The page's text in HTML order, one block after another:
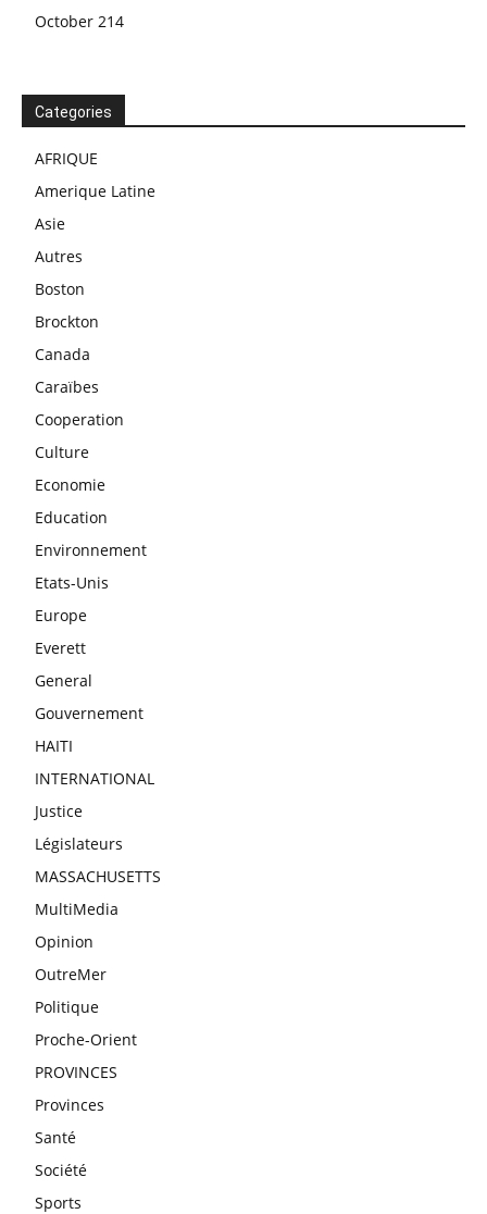
October 214
Categories
AFRIQUE
Amerique Latine
Asie
Autres
Boston
Brockton
Canada
Caraïbes
Cooperation
Culture
Economie
Education
Environnement
Etats-Unis
Europe
Everett
General
Gouvernement
HAITI
INTERNATIONAL
Justice
Législateurs
MASSACHUSETTS
MultiMedia
Opinion
OutreMer
Politique
Proche-Orient
PROVINCES
Provinces
Santé
Société
Sports